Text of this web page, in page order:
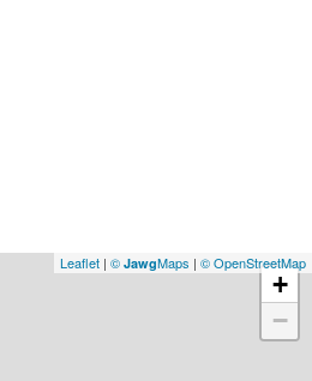
+
−
Leaflet | © JawgMaps | © OpenStreetMap